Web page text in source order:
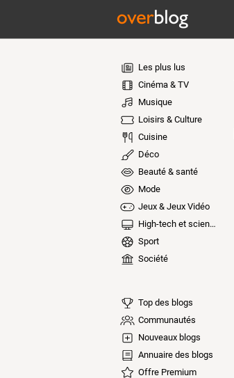
Les plus lus
Cinéma & TV
Musique
Loisirs & Culture
Cuisine
Déco
Beauté & santé
Mode
Jeux & Jeux Vidéo
High-tech et sciences
Sport
Société
Top des blogs
Communautés
Nouveaux blogs
Annuaire des blogs
Offre Premium